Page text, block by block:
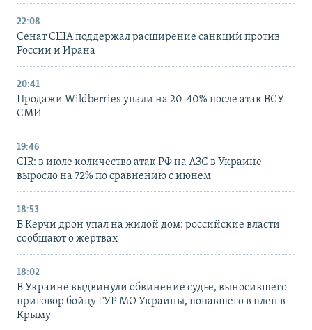
22:08
Сенат США поддержал расширение санкций против
России и Ирана
20:41
Продажи Wildberries упали на 20-40% после атак ВСУ –
СМИ
19:46
CIR: в июле количество атак РФ на АЗС в Украине
выросло на 72% по сравнению с июнем
18:53
В Керчи дрон упал на жилой дом: российские власти
сообщают о жертвах
18:02
В Украине выдвинули обвинение судье, выносившего
приговор бойцу ГУР МО Украины, попавшего в плен в
Крыму